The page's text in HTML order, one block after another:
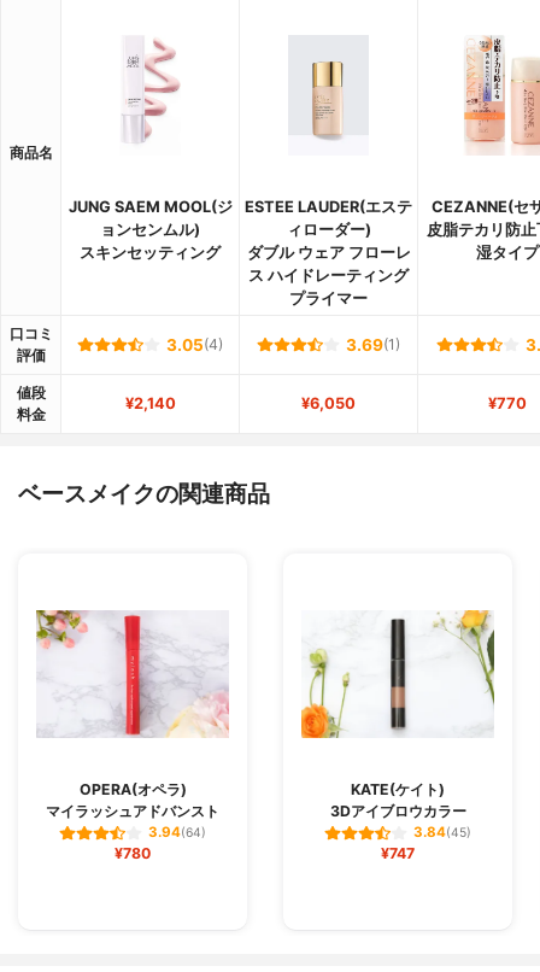
商品名
JUNG SAEM MOOL(ジ
ョンセンムル)
スキンセッティング
ESTEE LAUDER(エステ
ィローダー)
ダブル ウェア フローレ
ス ハイドレーティング
プライマー
CEZANNE(セ
皮脂テカリ防
湿タイプ
口コミ
評価
3.05(4) 3.69(1)
値段
料金
¥2,140 ¥6,050 ¥770
ベースメイクの関連商品
OPERA(オペラ)
マイラッシュアドバンスト
3.94(64)
¥780
KATE(ケイト)
3Dアイブロウカラー
3.84(45)
¥747